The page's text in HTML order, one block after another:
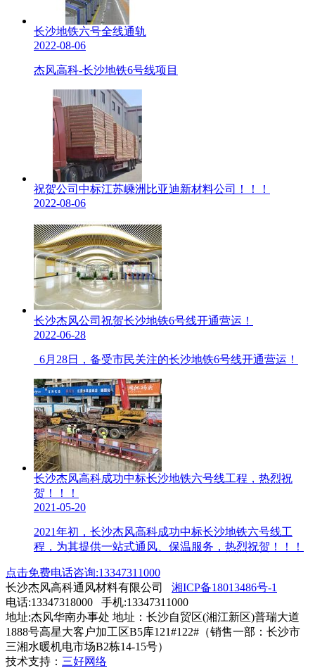
长沙地铁六号全线通轨
2022-08-06
杰风高科-长沙地铁6号线项目
祝贺公司中标江苏嵊洲比亚迪新材料公司！！！
2022-08-06
长沙杰风公司祝贺长沙地铁6号线开通营运！
2022-06-28
6月28日，备受市民关注的长沙地铁6号线开通营运！
长沙杰风高科成功中标长沙地铁六号线工程，热烈祝
贺！！！
2021-05-20
2021年初，长沙杰风高科成功中标长沙地铁六号线工
程，为其提供一站式通风、保温服务，热烈祝贺！！！
点击免费电话咨询:13347311000
长沙杰风高科通风材料有限公司 湘ICP备18013486号-1
电话:13347318000 手机:13347311000
地址:杰风华南办事处 地址：长沙自贸区(湘江新区)普瑞大道
1888号高星大客户加工区B5库121#122#（销售一部：长沙市
三湘水暖机电市场B2栋14-15号）
技术支持： 三好网络